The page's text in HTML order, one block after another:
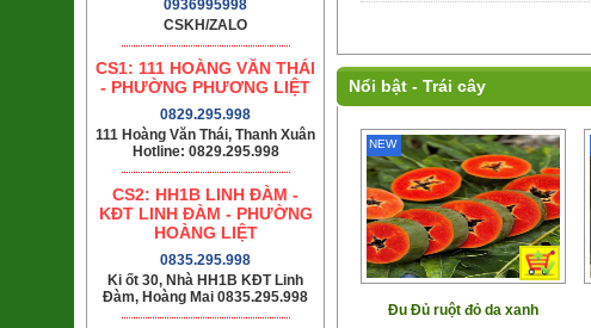
0936995998
CSKH/ZALO
CS1: 111 HOÀNG VĂN THÁI
- PHƯỜNG PHƯƠNG LIỆT
0829.295.998
111 Hoàng Văn Thái, Thanh Xuân
Hotline: 0829.295.998
CS2: HH1B LINH ĐÀM -
KĐT LINH ĐÀM - PHƯỜNG
HOÀNG LIỆT
0835.295.998
Ki ốt 30, Nhà HH1B KĐT Linh
Đàm, Hoàng Mai 0835.295.998
Nổi bật - Trái cây
Đu Đủ ruột đỏ da xanh
NEW